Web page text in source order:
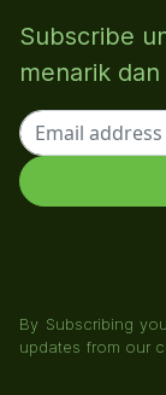
Subscribe
menarik
By Subscribing
updates from our